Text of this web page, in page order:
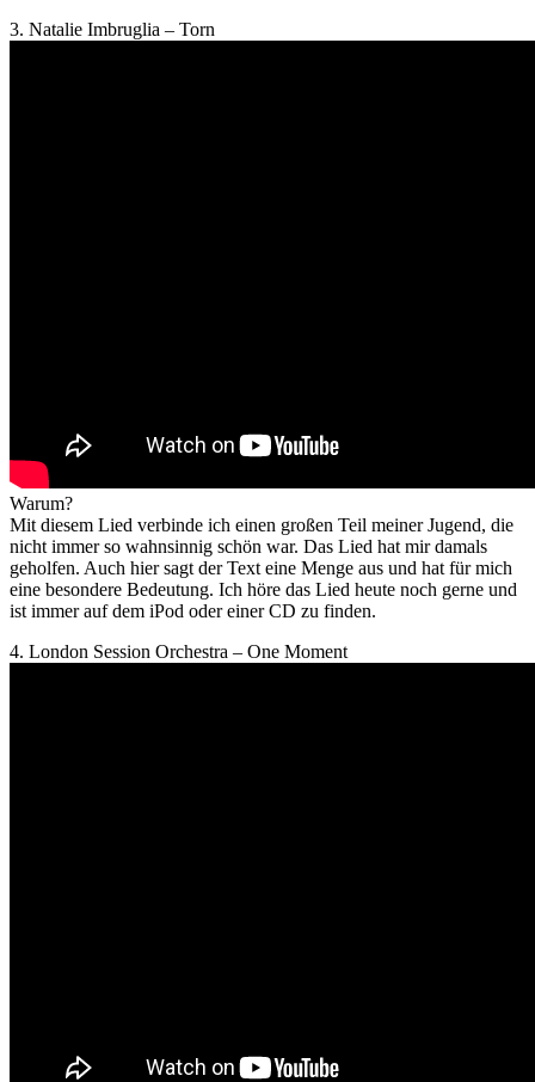
3. Natalie Imbruglia – Torn
Warum?
Mit diesem Lied verbinde ich einen großen Teil meiner Jugend, die
nicht immer so wahnsinnig schön war. Das Lied hat mir damals
geholfen. Auch hier sagt der Text eine Menge aus und hat für mich
eine besondere Bedeutung. Ich höre das Lied heute noch gerne und
ist immer auf dem iPod oder einer CD zu finden.
4. London Session Orchestra – One Moment